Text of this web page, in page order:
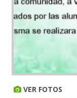
VER FOTOS